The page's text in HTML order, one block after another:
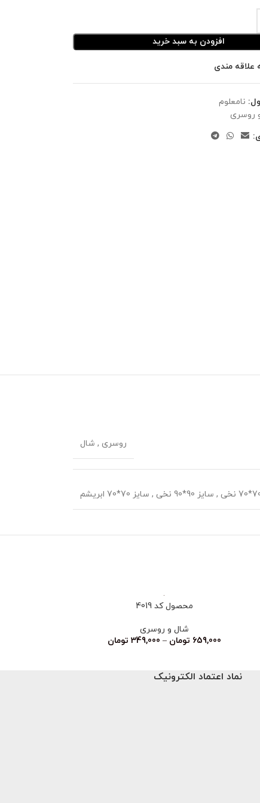
افزودن به سبد خرید
علاقه مندی
نامعلوم
روسری
روسری , شال
, سایز 90*90 نخی , سایز 70*70 ابریشم
محصول کد 4019
شال و روسری
659,000 تومان –
349,000 تومان
نماد اعتماد الکترونیک